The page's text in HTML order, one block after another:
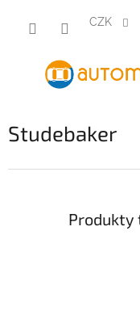
obsah
CZK
Studebaker
Produkty